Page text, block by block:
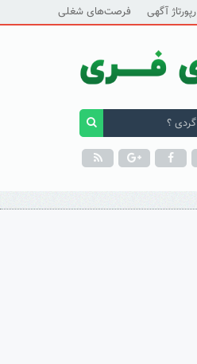
رپورتاژ آگهی فرصت‌های شغلی